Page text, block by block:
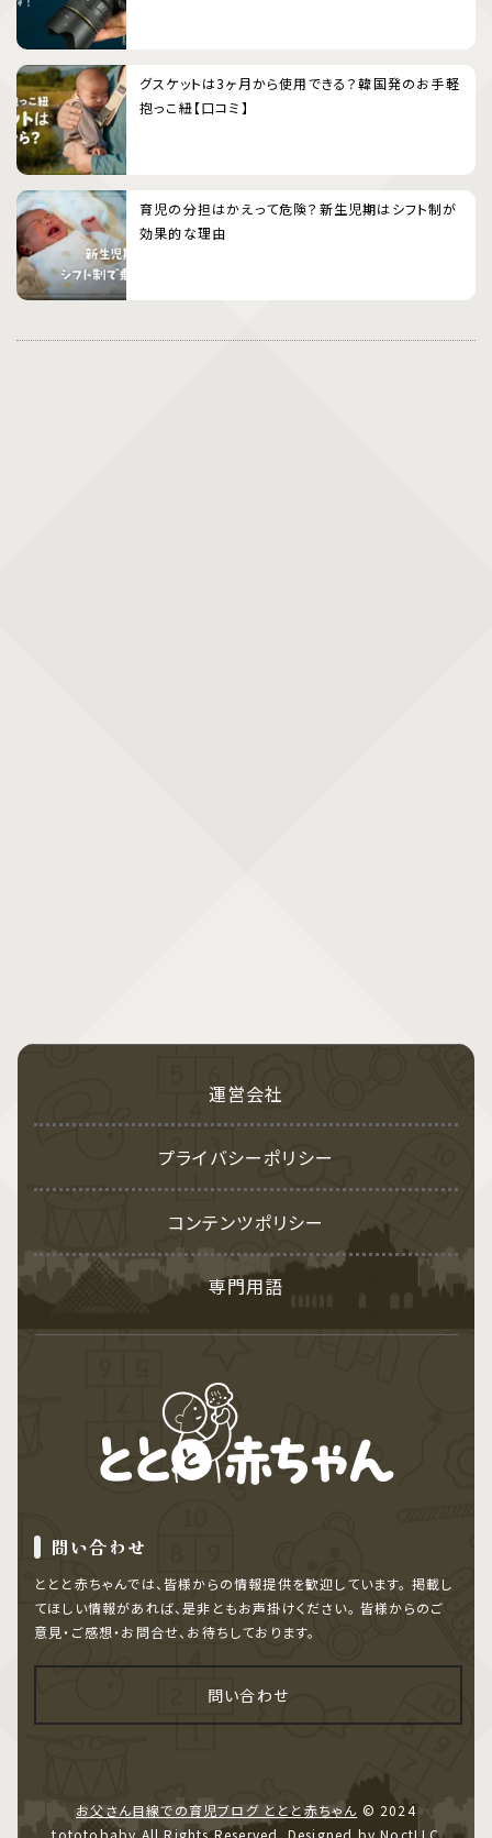
グスケットは3ヶ月から使用できる？韓国発のお手軽
抱っこ紐【口コミ】
育児の分担はかえって危険？新生児期はシフト制が
効果的な理由
運営会社
プライバシーポリシー
コンテンツポリシー
専門用語
問い合わせ
ととと赤ちゃんでは、皆様からの情報提供を歓迎しています。 掲載し
てほしい情報があれば、是非ともお声掛けください。 皆様からのご
意見・ご感想・お問合せ、お待ちしております。
問い合わせ
お父さん目線での育児ブログ ととと赤ちゃん © 2024